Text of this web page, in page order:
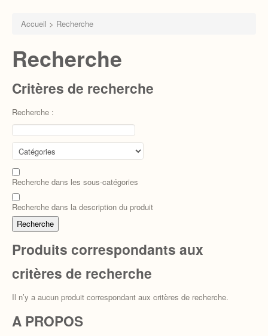
HALAKHA
HISTOIRE JUIVE
LITTERATURE
LIVRES DE PRIÈRE
LIVRES SCOLAIRE
MAISON ET VIE JUIVE
PARASHA
SCIENCE ET JUDAISME
TALMUD
TEFILA
VOTRE LISTE SCOLAIRE
TORAH
PENSÉE ET ETHIQUE JUIVE
Accueil > Recherche
Recherche
Critères de recherche
Recherche :
Recherche dans les sous-catégories
Recherche dans la description du produit
Produits correspondants aux
critères de recherche
Il n’y a aucun produit correspondant aux critères de recherche.
A PROPOS